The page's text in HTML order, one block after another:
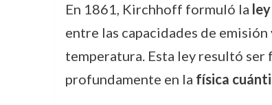
En 1861, Kirchhoff formuló la
entre las capacidades de
temperatura. Esta ley resultó
profundamente en la física